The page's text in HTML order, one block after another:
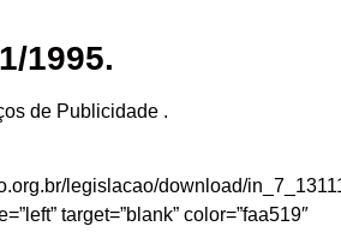
1995.
de Publicidade .
legislacao/download/
target=”blank” color=”faa519″